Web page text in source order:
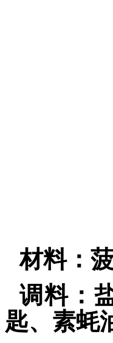
材料：
调料：
匙、素蚝